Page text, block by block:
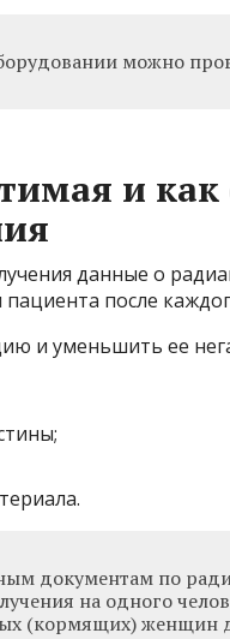
можно
и как
данные о
после
и уменьшить ее
документам по
на одного
(кормящих) женщин